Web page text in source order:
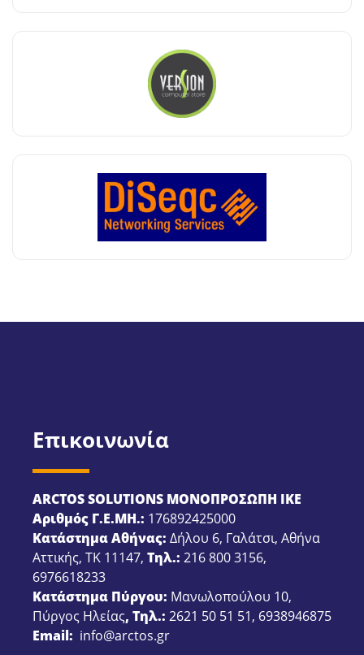
Επικοινωνία
ARCTOS SOLUTIONS ΜΟΝΟΠΡΟΣΩΠΗ ΙΚΕ
Αριθμός Γ.Ε.ΜΗ.: 176892425000
Κατάστημα Αθήνας: Δήλου 6, Γαλάτσι, Αθήνα
Αττικής, ΤΚ 11147, Τηλ.: 216 800 3156,
6976618233
Κατάστημα Πύργου: Μανωλοπούλου 10,
Πύργος Ηλείας, Τηλ.: 2621 50 51 51, 6938946875
Email: info@arctos.gr